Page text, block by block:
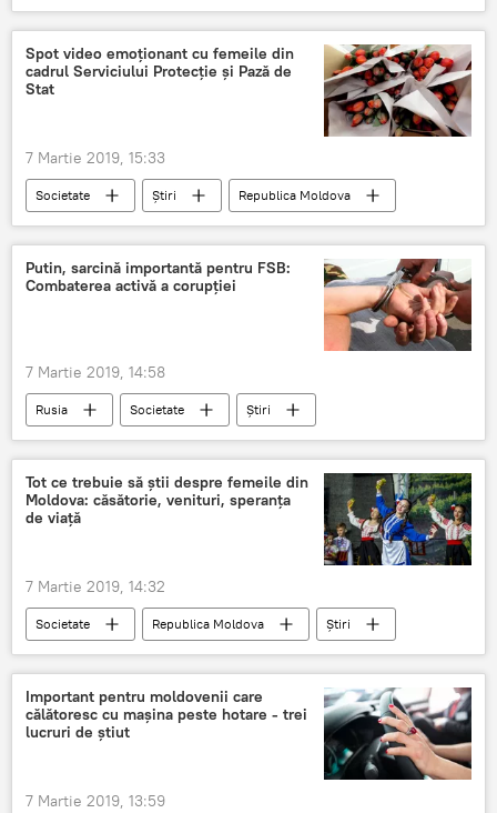
barbati 8 martie
Pregătiri
video
Spot video emoționant cu femeile din
cadrul Serviciului Protecție și Pază de
Stat
7 Martie 2019, 15:33
Societate Știri
Republica Moldova
spot
emotionant
femeie
SPPS
Putin, sarcină importantă pentru FSB:
Combaterea activă a corupției
7 Martie 2019, 14:58
Rusia Societate Știri
Tot ce trebuie să știi despre femeile din
Moldova: căsătorie, venituri, speranța
de viață
7 Martie 2019, 14:32
Societate Republica Moldova Știri
Important pentru moldovenii care
călătoresc cu mașina peste hotare - trei
lucruri de știut
7 Martie 2019, 13:59